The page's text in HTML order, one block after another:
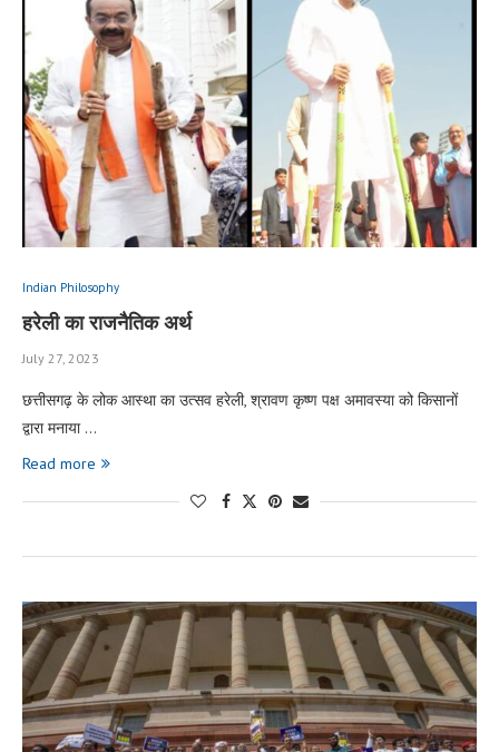
Indian Philosophy
हरेली का राजनैतिक अर्थ
July 27, 2023
छत्तीसगढ़ के लोक आस्था का उत्सव हरेली, श्रावण कृष्ण पक्ष अमावस्या को किसानों
द्वारा मनाया …
Read more